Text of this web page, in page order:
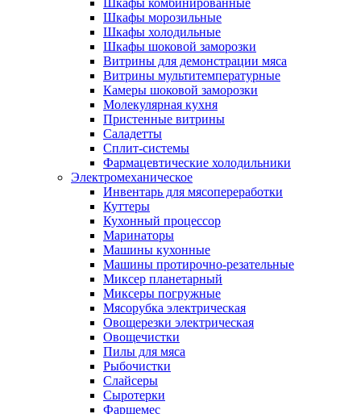
Шкафы комбинированные
Шкафы морозильные
Шкафы холодильные
Шкафы шоковой заморозки
Витрины для демонстрации мяса
Витрины мультитемпературные
Камеры шоковой заморозки
Молекулярная кухня
Пристенные витрины
Саладетты
Сплит-системы
Фармацевтические холодильники
Электромеханическое
Инвентарь для мясопереработки
Куттеры
Кухонный процессор
Маринаторы
Машины кухонные
Машины протирочно-резательные
Миксер планетарный
Миксеры погружные
Мясорубка электрическая
Овощерезки электрическая
Овощечистки
Пилы для мяса
Рыбочистки
Слайсеры
Сыротерки
Фаршемес